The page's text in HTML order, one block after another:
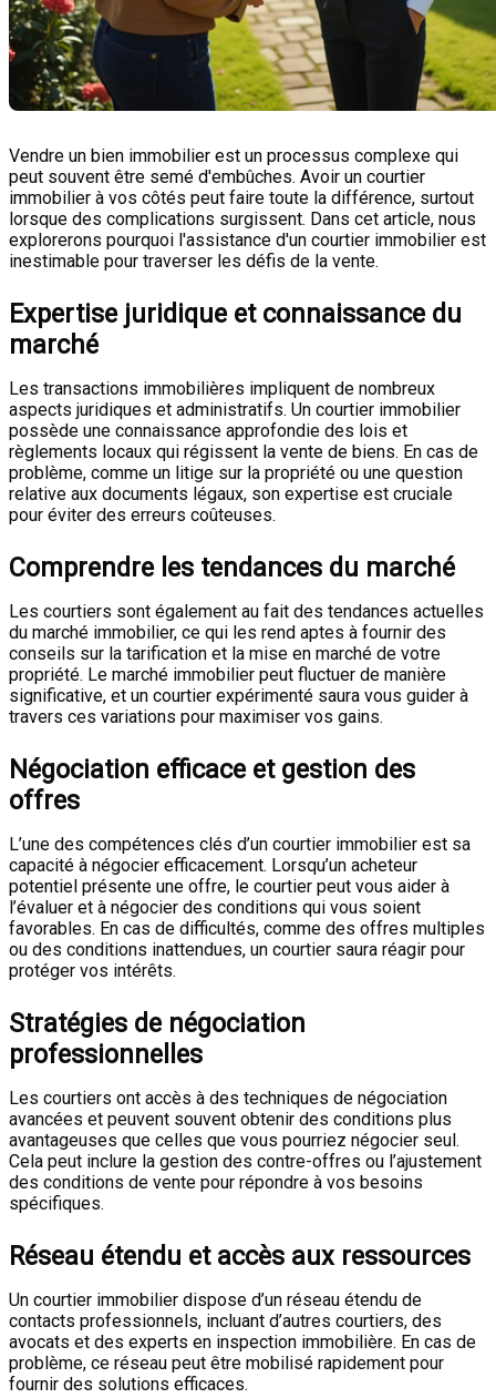
Vendre un bien immobilier est un processus complexe qui
peut souvent être semé d'embûches. Avoir un courtier
immobilier à vos côtés peut faire toute la différence, surtout
lorsque des complications surgissent. Dans cet article, nous
explorerons pourquoi l'assistance d'un courtier immobilier est
inestimable pour traverser les défis de la vente.
Expertise juridique et connaissance du
marché
Les transactions immobilières impliquent de nombreux
aspects juridiques et administratifs. Un courtier immobilier
possède une connaissance approfondie des lois et
règlements locaux qui régissent la vente de biens. En cas de
problème, comme un litige sur la propriété ou une question
relative aux documents légaux, son expertise est cruciale
pour éviter des erreurs coûteuses.
Comprendre les tendances du marché
Les courtiers sont également au fait des tendances actuelles
du marché immobilier, ce qui les rend aptes à fournir des
conseils sur la tarification et la mise en marché de votre
propriété. Le marché immobilier peut fluctuer de manière
significative, et un courtier expérimenté saura vous guider à
travers ces variations pour maximiser vos gains.
Négociation efficace et gestion des
offres
L’une des compétences clés d’un courtier immobilier est sa
capacité à négocier efficacement. Lorsqu’un acheteur
potentiel présente une offre, le courtier peut vous aider à
l’évaluer et à négocier des conditions qui vous soient
favorables. En cas de difficultés, comme des offres multiples
ou des conditions inattendues, un courtier saura réagir pour
protéger vos intérêts.
Stratégies de négociation
professionnelles
Les courtiers ont accès à des techniques de négociation
avancées et peuvent souvent obtenir des conditions plus
avantageuses que celles que vous pourriez négocier seul.
Cela peut inclure la gestion des contre-offres ou l’ajustement
des conditions de vente pour répondre à vos besoins
spécifiques.
Réseau étendu et accès aux ressources
Un courtier immobilier dispose d’un réseau étendu de
contacts professionnels, incluant d’autres courtiers, des
avocats et des experts en inspection immobilière. En cas de
problème, ce réseau peut être mobilisé rapidement pour
fournir des solutions efficaces.